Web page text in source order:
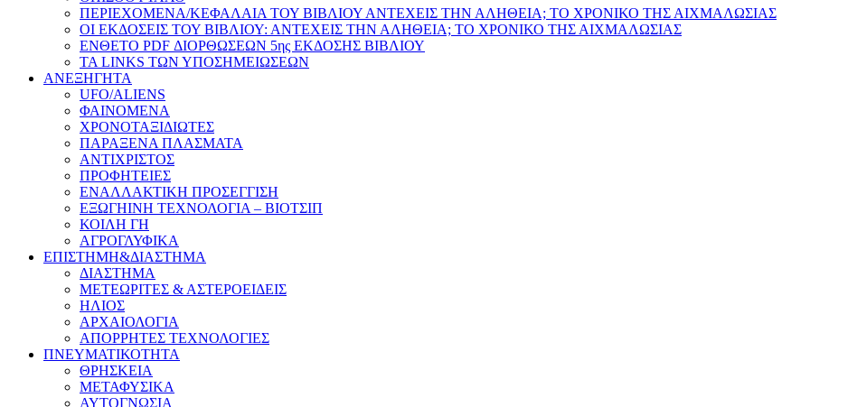
ΠΕΡΙΕΧΟΜΕΝΑ/ΚΕΦΑΛΑΙΑ ΤΟΥ ΒΙΒΛΙΟΥ ΑΝΤΕΧΕΙΣ ΤΗΝ ΑΛΗΘΕΙΑ; ΤΟ ΧΡΟΝΙΚΟ ΤΗΣ ΑΙΧΜΑΛΩΣΙΑΣ
ΟΙ ΕΚΔΟΣΕΙΣ ΤΟΥ ΒΙΒΛΙΟΥ: ΑΝΤΕΧΕΙΣ ΤΗΝ ΑΛΗΘΕΙΑ; ΤΟ ΧΡΟΝΙΚΟ ΤΗΣ ΑΙΧΜΑΛΩΣΙΑΣ
ΕΝΘΕΤΟ PDF ΔΙΟΡΘΩΣΕΩΝ 5ης ΕΚΔΟΣΗΣ ΒΙΒΛΙΟΥ
ΤΑ LINKS ΤΩΝ ΥΠΟΣΗΜΕΙΩΣΕΩΝ
ΑΝΕΞΗΓΗΤΑ
UFO/ALIENS
ΦΑΙΝΟΜΕΝΑ
ΧΡΟΝΟΤΑΞΙΔΙΩΤΕΣ
ΠΑΡΑΞΕΝΑ ΠΛΑΣΜΑΤΑ
ΑΝΤΙΧΡΙΣΤΟΣ
ΠΡΟΦΗΤΕΙΕΣ
ΕΝΑΛΛΑΚΤΙΚΗ ΠΡΟΣΕΓΓΙΣΗ
ΕΞΩΓΗΙΝΗ ΤΕΧΝΟΛΟΓΙΑ – ΒΙΟΤΣΙΠ
ΚΟΙΛΗ ΓΗ
ΑΓΡΟΓΛΥΦΙΚΑ
ΕΠΙΣΤΗΜΗ&ΔΙΑΣΤΗΜΑ
ΔΙΑΣΤΗΜΑ
ΜΕΤΕΩΡΙΤΕΣ & ΑΣΤΕΡΟΕΙΔΕΙΣ
ΗΛΙΟΣ
ΑΡΧΑΙΟΛΟΓΙΑ
ΑΠΟΡΡΗΤΕΣ ΤΕΧΝΟΛΟΓΙΕΣ
ΠΝΕΥΜΑΤΙΚΟΤΗΤΑ
ΘΡΗΣΚΕΙΑ
ΜΕΤΑΦΥΣΙΚΑ
ΑΥΤΟΓΝΩΣΙΑ